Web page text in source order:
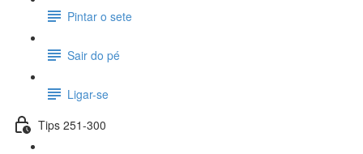
Pintar o sete
Sair do pé
Ligar-se
Tips 251-300